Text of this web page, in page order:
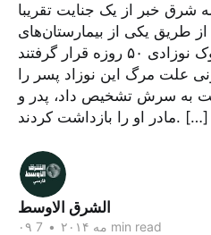
سال ۹۲ روزنامه شرق خبر از یک جنایت تقریبا
از طریق یکی از بیمارستان‌های
تهران در جریان مرگ مشکوک نوزادی ۵۰ روزه قرار گرفتند
علت مرگ این نوزاد پسر را
به سرش تشخیص داد، پدر و
مادر او را بازداشت کردند. […]
الشرق الاوسط
۰۹ مه ۲۰۱۴ • 7 min read